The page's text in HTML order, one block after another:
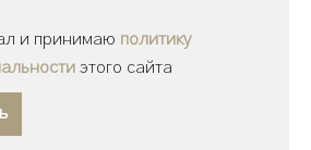
и принимаю политику
этого сайта